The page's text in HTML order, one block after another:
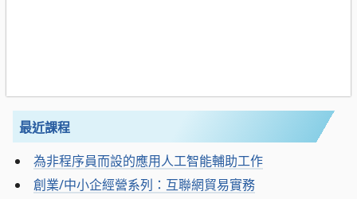
最近課程
為非程序員而設的應用人工智能輔助工作
創業/中小企經營系列：互聯網貿易實務